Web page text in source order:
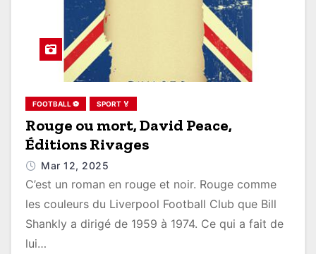
FOOTBALL ⚽ SPORT 🏅
Rouge ou mort, David Peace,
Éditions Rivages
Mar 12, 2025
C’est un roman en rouge et noir. Rouge comme
les couleurs du Liverpool Football Club que Bill
Shankly a dirigé de 1959 à 1974. Ce qui a fait de
lui…